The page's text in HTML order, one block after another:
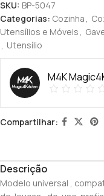
SKU: BP-5047
Categorias: Cozinha ,
Utensílios e Móveis ,
, Utensílio
M4K
Compartilhar:
Descrição
Modelo universal ,